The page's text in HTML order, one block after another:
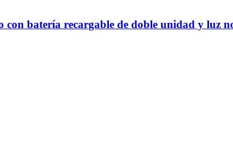
batería recargable de doble unidad y luz